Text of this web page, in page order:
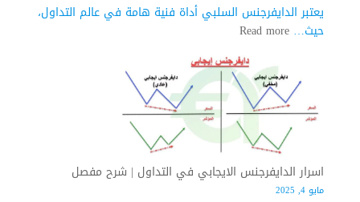
يعتبر الدايفرجنس السلبي أداة فنية هامة في عالم التداول،
حيث… Read more
:
الدايفرجنس
السلبي
في
التداول
|
شرح
مبسط
اسرار الدايفرجنس الايجابي في التداول | شرح مفصل
مايو 4, 2025